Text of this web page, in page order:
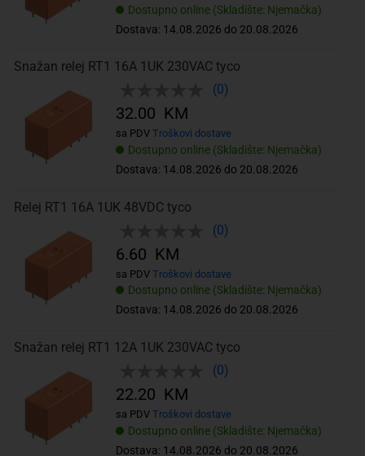
Dostupno online (Skladište: Njemačka)
Dostava: 14.08.2026 do 20.08.2026
Snažan relej RT1 16A 1UK 230VAC tyco
(0)
Dostupno online (Skladište: Njemačka)
Dostava: 14.08.2026 do 20.08.2026
32.00 KM
sa PDV Troškovi dostave
Relej RT1 16A 1UK 48VDC tyco
(0)
Dostupno online (Skladište: Njemačka)
Dostava: 14.08.2026 do 20.08.2026
6.60 KM
sa PDV Troškovi dostave
Snažan relej RT1 12A 1UK 230VAC tyco
(0)
Dostupno online (Skladište: Njemačka)
Dostava: 14.08.2026 do 20.08.2026
22.20 KM
sa PDV Troškovi dostave